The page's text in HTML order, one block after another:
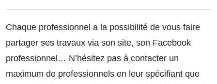
Chaque professionnel a la possibilité de vous faire
partager ses travaux via son site, son Facebook
professionnel… N’hésitez pas à contacter un
maximum de professionnels en leur spécifiant que